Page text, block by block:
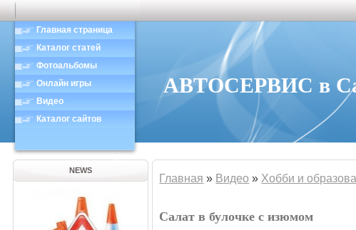
Главная страница
Каталог статей
Фотоальбомы
Онлайн игры
Видео
Каталог сайтов
АВТОСЕРВИС в
NEWS
Главная » Видео » Хобби и
Салат в булочке с изюмом